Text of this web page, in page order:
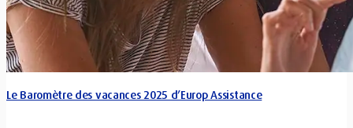
Le Baromètre des vacances 2025 d’Europ Assistance